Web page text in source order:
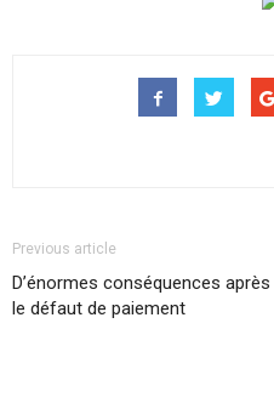
Previous article
D’énormes conséquences après
le défaut de paiement